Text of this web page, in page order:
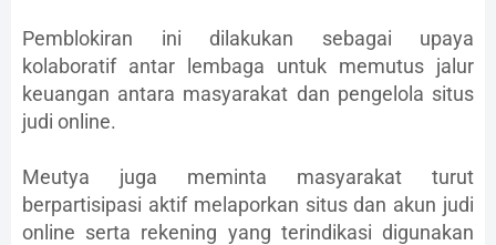
Pemblokiran ini dilakukan sebagai upaya
kolaboratif antar lembaga untuk memutus jalur
keuangan antara masyarakat dan pengelola situs
judi online.
Meutya juga meminta masyarakat turut
berpartisipasi aktif melaporkan situs dan akun judi
online serta rekening yang terindikasi digunakan